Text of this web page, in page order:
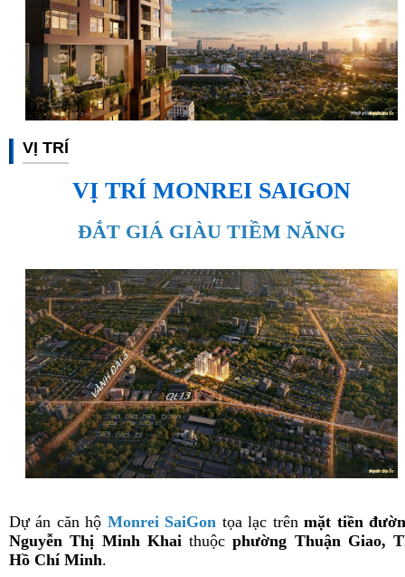
VỊ TRÍ
VỊ TRÍ MONREI SAIGON
ĐẮT GIÁ GIÀU TIỀM NĂNG
Dự án căn hộ Monrei SaiGon tọa lạc trên mặt tiền
Nguyễn Thị Minh Khaithuộcphường Thuận Giao,
Hồ Chí Minh.